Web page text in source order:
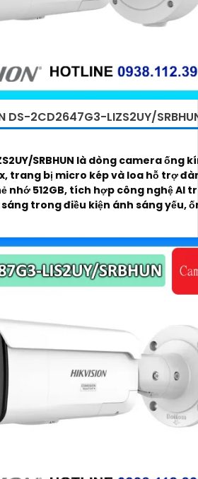
DS-2CD2647G3-LIZS2UY/
SRBHUN là dòng camera ống
trang bị micro kép và loa hỗ trợ
nhớ 512GB, tích hợp công nghệ AI
trong điều kiện ánh sáng yếu,